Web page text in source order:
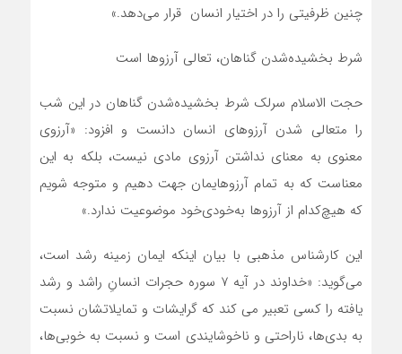
چنین ظرفیتی را در اختیار انسان قرار می‌دهد.»
شرط بخشیده‌شدن گناهان، تعالی آرزوها است
حجت الاسلام سرلک شرط بخشیده‌شدن گناهان در این شب
را متعالی شدن آرزوهای انسان دانست و افزود: «آرزوی
معنوی به معنای نداشتن آرزوی مادی نیست، بلکه به این
معناست که به تمام آرزوهایمان جهت دهیم و متوجه شویم
که هیچ‌کدام از آرزوها به‌خودی‌خود موضوعیت ندارد.»
این کارشناس مذهبی با بیان اینکه ایمان زمینه رشد است،
می‌گوید: «خداوند در آیه ۷ سوره حجرات انسانِ راشد و رشد
یافته را کسی تعبیر می کند که گرایشات و تمایلاتشان نسبت
به بدی‌ها، ناراحتی و ناخوشایندی است و نسبت به خوبی‌ها،